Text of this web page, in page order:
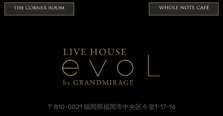
〒810-0021 福岡県福岡市中央区今泉1-17-16